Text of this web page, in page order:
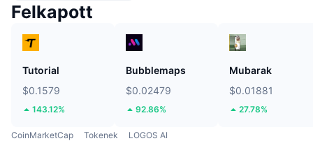
Felkapott
Tutorial
$0.1579
143.12%
Bubblemaps
$0.02479
92.86%
Mubarak
$0.01881
27.78%
CoinMarketCap Tokenek LOGOS AI